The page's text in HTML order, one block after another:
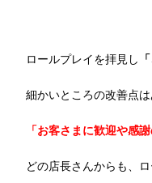
ロールプレイを拝見し
細かいところの改善点
「お客さまに歓迎や感
どの店長さんからも、